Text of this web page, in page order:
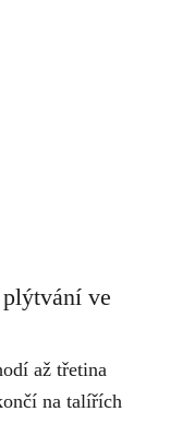
ve
až třetina
na talířích